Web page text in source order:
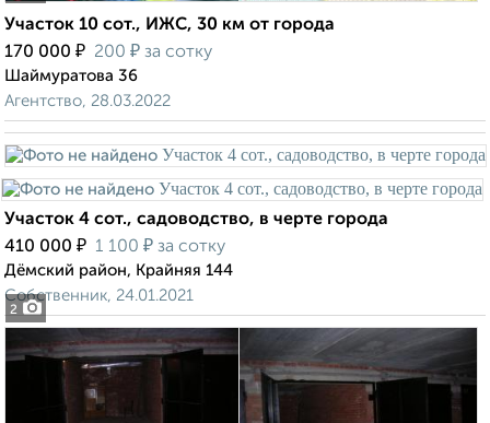
Участок 10 сот., ИЖС, 30 км от города
170 000 ₽ 200 ₽ за сотку
Шаймуратова 36
Агентство, 28.03.2022
2
Участок 4 сот., садоводство, в черте города
410 000 ₽ 1 100 ₽ за сотку
Дёмский район, Крайняя 144
Собственник, 24.01.2021